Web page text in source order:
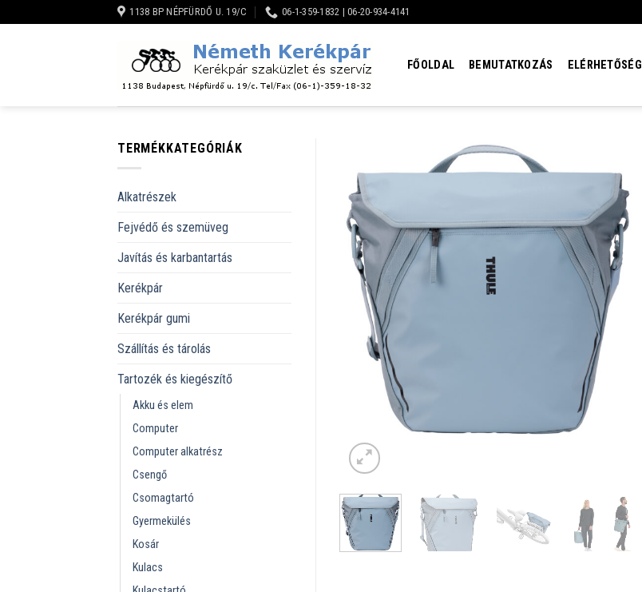
to
1138 BP NÉPFÜRDŐ U. 19/C 06-1-359-1832 | 06-20-934-4141
FŐOLDAL BEMUTATKOZÁS ELÉRHETŐSÉG
TERMÉKKATEGÓRIÁK
Alkatrészek
Fejvédő és szemüveg
Javítás és karbantartás
Kerékpár
Kerékpár gumi
Szállítás és tárolás
Tartozék és kiegészítő
Akku és elem
Computer
Computer alkatrész
Csengő
Csomagtartó
Gyermekülés
Kosár
Kulacs